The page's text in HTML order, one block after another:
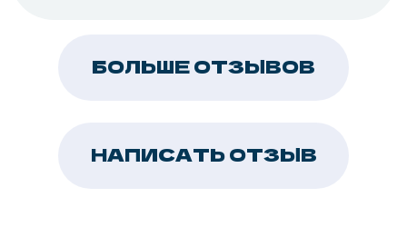
БОЛЬШЕ ОТЗЫВОВ
НАПИСАТЬ ОТЗЫВ